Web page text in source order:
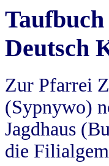
Deutsch
Zur Pfarrei
(Sypnywo)
Jagdhaus
die